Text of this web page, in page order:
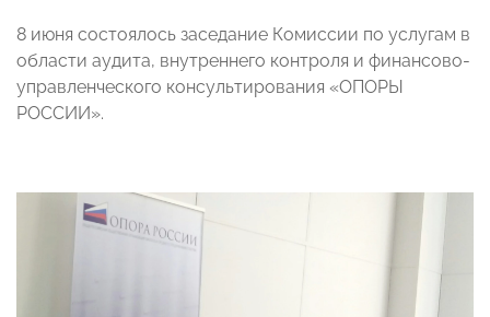
8 июня состоялось заседание Комиссии по услугам в
области аудита, внутреннего контроля и финансово-
управленческого консультирования «ОПОРЫ
РОССИИ».